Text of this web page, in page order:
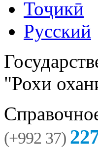
Тоҷикӣ
Русский
"Рохи
(+992 37)